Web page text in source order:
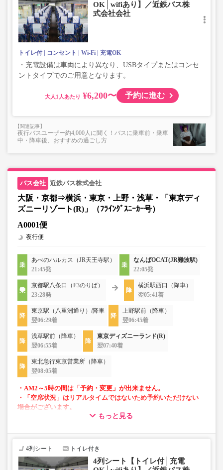
OK│wifiあり】／近鉄バス株
式会社会社
トイレ付 コンセント Wi-Fi 充電OK
・充電設備は車両により異なり、USBタイプまたはコンセ
ントタイプでのご用意となります。
大人 ¥6,200〜 予約に進む
夜行バスユーザー約4,000人に聞く！バスに乗車前・乗車
中・降車後、おすすめの過ごし方
近鉄バス株式会社
大阪・京都⇒横浜・東京・上野・浅草・「東京ディ
ズニーリゾート(R)」（ﾌﾗｲﾝｸﾞｽﾆｰｶｰ号）
A0001便
夜行便
あべのハルカス（JR天王寺駅）
21:45発
なんばOCAT(JR難波駅)
22:05発
京都駅八条口（F3のりば）
23:28発
横浜駅西口（降車）
翌05:41着
東京駅（八重洲通り）/降車
翌06:29着
上野駅前（降車）
翌06:45着
浅草駅前（降車）
翌06:55着
東京ディズニーランド(R)
翌07:40着
東北急行東京営業所（降車）
翌08:05着
・AM2～5時の間は「予約・変更」が出来ません。
・「空席状況」はリアルタイムではないため予約いただけない
場合がございます。
・車両は予告なく変更となる場合がございます。これに伴い、
じめご了承ください。
す。
もっと見る
4列シート トイレ付き
4列シート【トイレ付│充電